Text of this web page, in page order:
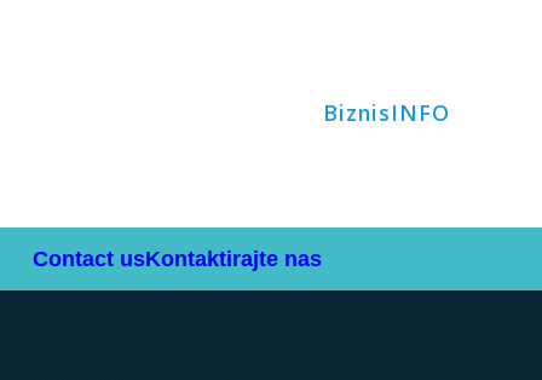
BiznisINFO
Contact usKontaktirajte nas